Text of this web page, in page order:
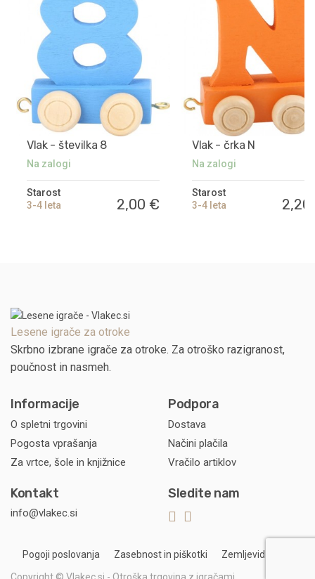
Vlak - številka 8
Na zalogi
Starost
3-4 leta
2,00 €
Vlak - črka N
Na zalogi
Starost
3-4 leta
Lesene igrače za otroke
Skrbno izbrane igrače za otroke. Za otroško razigranost,
poučnost in nasmeh.
Informacije
O spletni trgovini
Pogosta vprašanja
Za vrtce, šole in knjižnice
Podpora
Dostava
Načini plačila
Vračilo artiklov
Kontakt
info@vlakec.si
Sledite nam
Pogoji poslovanja Zasebnost in piškotki Zemljevid strani